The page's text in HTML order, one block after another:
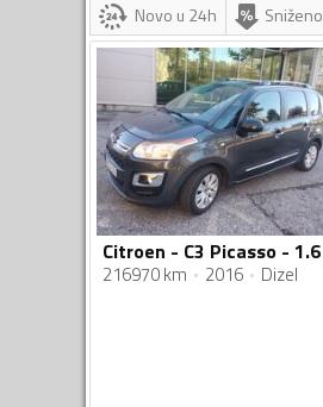
Novo u 24h Sniženo
Citroen - C3 Picasso - 1.6
216970 km 2016 Dizel